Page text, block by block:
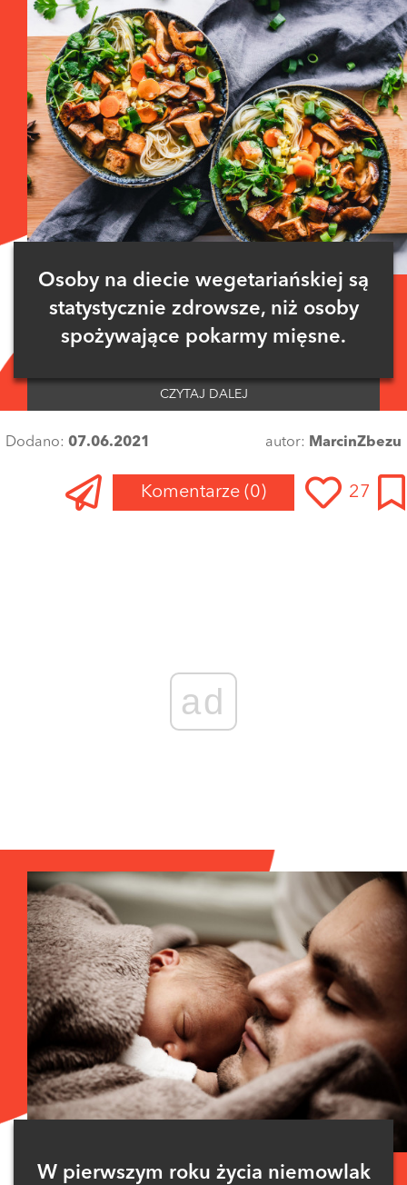
Osoby na diecie wegetariańskiej są
statystycznie zdrowsze, niż osoby
spożywające pokarmy mięsne.
CZYTAJ DALEJ
Dodano: 07.06.2021 autor: MarcinZbezu
Komentarze (0) 27
ad
W pierwszym roku życia niemowlak